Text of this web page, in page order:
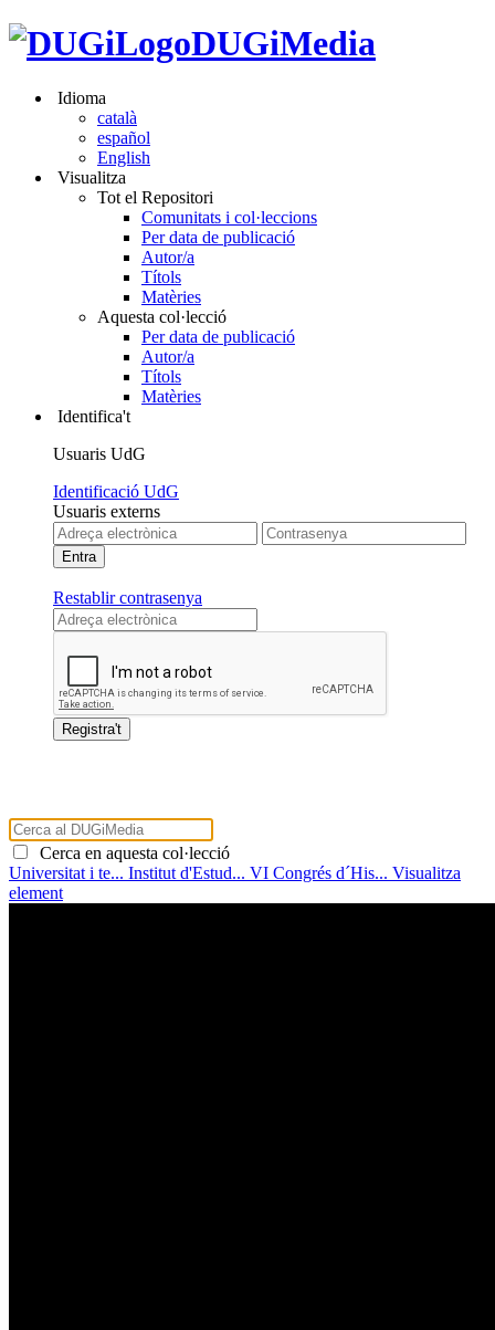
DUGiMedia
Idioma
català
español
English
Visualitza
Tot el Repositori
Comunitats i col·leccions
Per data de publicació
Autor/a
Títols
Matèries
Aquesta col·lecció
Per data de publicació
Autor/a
Títols
Matèries
Identifica't
Usuaris UdG
Identificació UdG
Usuaris externs
Restablir contrasenya
Cerca en aquesta col·lecció
Universitat i te... Institut d'Estud... VI Congrés d´His... Visualitza
element